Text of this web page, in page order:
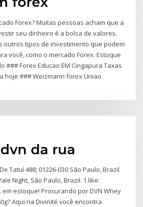
Forex? Muitas pessoas acham que a
seu dinheiro é a bolsa de valores.
outros tipos de investimento que podem
você, como o mercado Forex. Estoque
### Forex Educao EM Cingapura Taxas
hoje ### Weizmann forex Uniao
da rua
Tatuí 488; 01226-030 São Paulo, Brazil
Night, São Paulo, Brazil. 1 like.
estoque! Procurando por DVN Whey
Aqui na Divinité você encontra